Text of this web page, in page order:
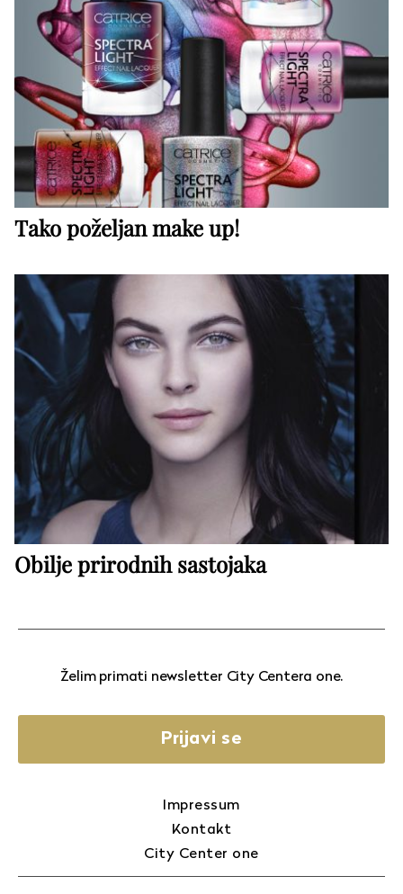
Tako poželjan make up!
Obilje prirodnih sastojaka
Želim primati newsletter City Centera one.
Prijavi se
Impressum
Kontakt
City Center one